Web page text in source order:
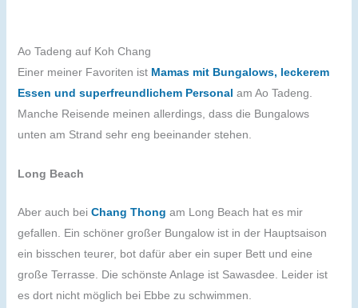
Ao Tadeng auf Koh Chang
Einer meiner Favoriten ist Mamas mit Bungalows, leckerem
Essen und superfreundlichem Personal am Ao Tadeng.
Manche Reisende meinen allerdings, dass die Bungalows
unten am Strand sehr eng beeinander stehen.
Long Beach
Aber auch bei Chang Thong am Long Beach hat es mir
gefallen. Ein schöner großer Bungalow ist in der Hauptsaison
ein bisschen teurer, bot dafür aber ein super Bett und eine
große Terrasse. Die schönste Anlage ist Sawasdee. Leider ist
es dort nicht möglich bei Ebbe zu schwimmen.